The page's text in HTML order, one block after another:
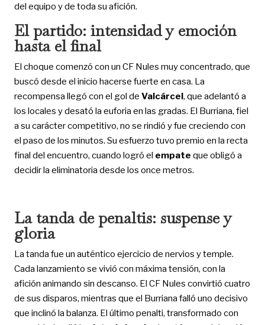
del equipo y de toda su afición.
El partido: intensidad y emoción
hasta el final
El choque comenzó con un CF Nules muy concentrado, que
buscó desde el inicio hacerse fuerte en casa. La
recompensa llegó con el gol de Valcárcel, que adelantó a
los locales y desató la euforia en las gradas. El Burriana, fiel
a su carácter competitivo, no se rindió y fue creciendo con
el paso de los minutos. Su esfuerzo tuvo premio en la recta
final del encuentro, cuando logró el empate que obligó a
decidir la eliminatoria desde los once metros.
La tanda de penaltis: suspense y
gloria
La tanda fue un auténtico ejercicio de nervios y temple.
Cada lanzamiento se vivió con máxima tensión, con la
afición animando sin descanso. El CF Nules convirtió cuatro
de sus disparos, mientras que el Burriana falló uno decisivo
que inclinó la balanza. El último penalti, transformado con